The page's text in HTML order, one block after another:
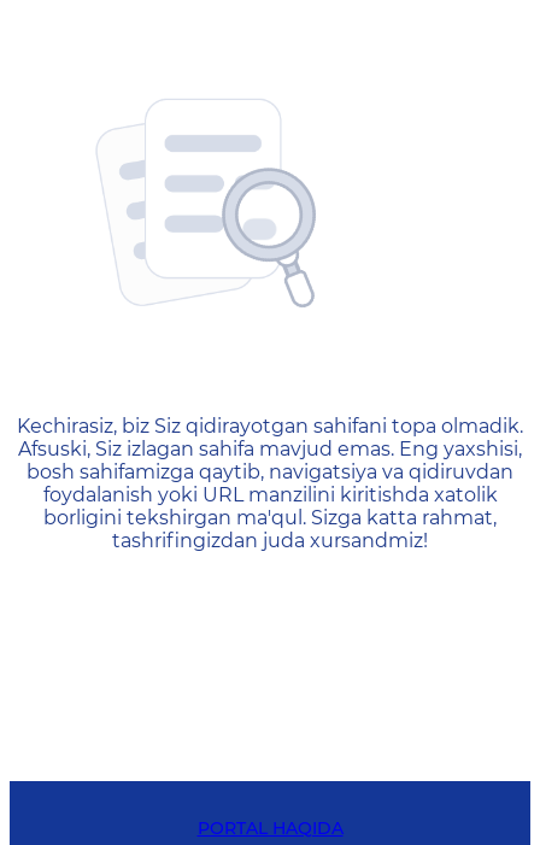
404 — Страница не
Kechirasiz, biz Siz qidirayotgan sahifani topa olmadik.
Afsuski, Siz izlagan sahifa mavjud emas. Eng yaxshisi,
bosh sahifamizga qaytib, navigatsiya va qidiruvdan
foydalanish yoki URL manzilini kiritishda xatolik
borligini tekshirgan ma'qul. Sizga katta rahmat,
tashrifingizdan juda xursandmiz!
PORTAL HAQIDA